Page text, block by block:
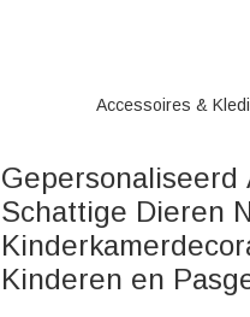
Accessoires &
Gepersonaliseerd
Schattige Dieren
Kinderen en